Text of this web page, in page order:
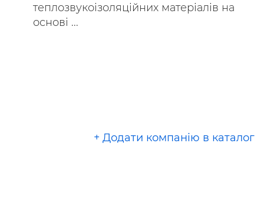
теплозвукоізоляційних матеріалів на
основі ...
+ Додати компанію в каталог